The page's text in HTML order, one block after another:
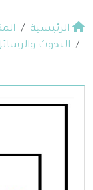
الرئيسية
البحوث